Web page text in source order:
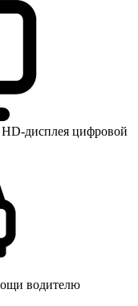
дисплея цифровой
водителю